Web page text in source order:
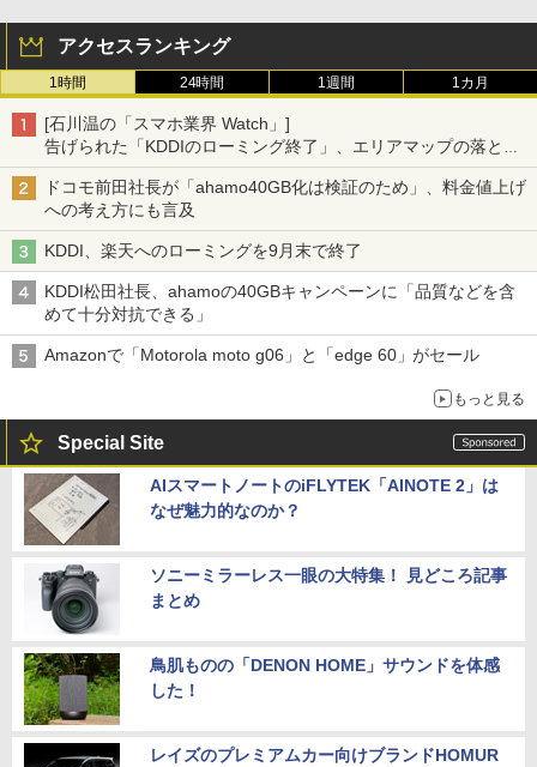
アクセスランキング
1時間 24時間 1週間 1カ月
[石川温の「スマホ業界 Watch」]
告げられた「KDDIのローミング終了」、エリアマップの落とし
穴と楽天モバイルの課題
ドコモ前田社長が「ahamo40GB化は検証のため」、料金値上げ
への考え方にも言及
KDDI、楽天へのローミングを9月末で終了
KDDI松田社長、ahamoの40GBキャンペーンに「品質などを含
めて十分対抗できる」
Amazonで「Motorola moto g06」と「edge 60」がセール
もっと見る
Special Site
AIスマートノートのiFLYTEK「AINOTE 2」は
なぜ魅力的なのか？
ソニーミラーレス一眼の大特集！ 見どころ記事
まとめ
鳥肌ものの「DENON HOME」サウンドを体感
した！
レイズのプレミアムカー向けブランドHOMUR